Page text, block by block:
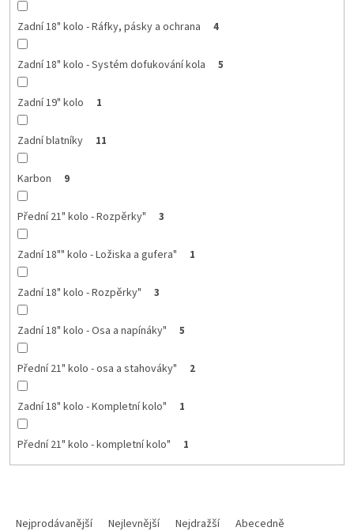
Zadní 18" kolo - Ráfky, pásky a ochrana 4
Zadní 18" kolo - Systém dofukování kola 5
Zadní 19" kolo 1
Zadní blatníky 11
Karbon 9
Přední 21" kolo - Rozpěrky" 3
Zadní 18"" kolo - Ložiska a gufera" 1
Zadní 18" kolo - Rozpěrky" 3
Zadní 18" kolo - Osa a napínáky" 5
Přední 21" kolo - osa a stahováky" 2
Zadní 18" kolo - Kompletní kolo" 1
Přední 21" kolo - kompletní kolo" 1
Nejprodávanější Nejlevnější Nejdražší Abecedně